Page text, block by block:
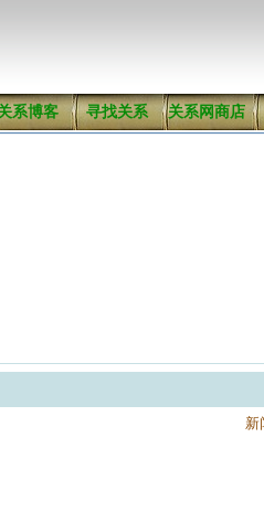
系博客 寻找关系 关系网商店
新